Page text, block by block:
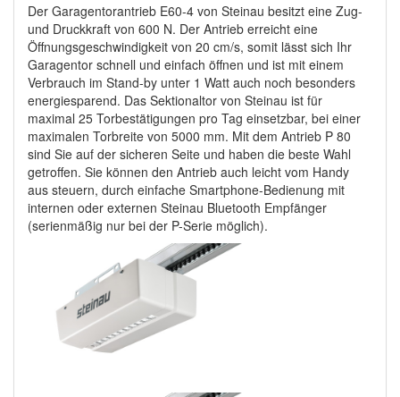
Der Garagentorantrieb E60-4 von Steinau besitzt eine Zug-
und Druckkraft von 600 N. Der Antrieb erreicht eine
Öffnungsgeschwindigkeit von 20 cm/s, somit lässt sich Ihr
Garagentor schnell und einfach öffnen und ist mit einem
Verbrauch im Stand-by unter 1 Watt auch noch besonders
energiesparend. Das Sektionaltor von Steinau ist für
maximal 25 Torbestätigungen pro Tag einsetzbar, bei einer
maximalen Torbreite von 5000 mm. Mit dem Antrieb P 80
sind Sie auf der sicheren Seite und haben die beste Wahl
getroffen. Sie können den Antrieb auch leicht vom Handy
aus steuern, durch einfache Smartphone-Bedienung mit
internen oder externen Steinau Bluetooth Empfänger
(serienmäßig nur bei der P-Serie möglich).